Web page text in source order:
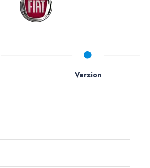
Version